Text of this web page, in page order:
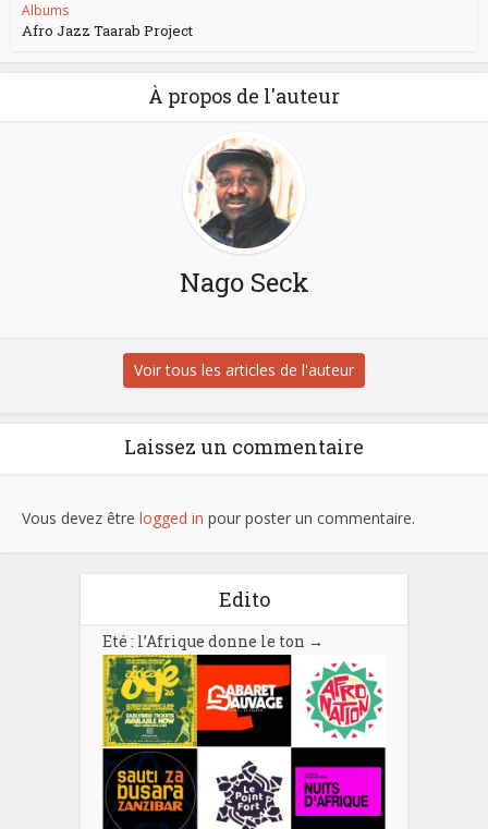
Albums
Afro Jazz Taarab Project
À propos de l'auteur
Nago Seck
Voir tous les articles de l'auteur
Laissez un commentaire
Vous devez être logged in pour poster un commentaire.
Edito
Eté : l’Afrique donne le ton →